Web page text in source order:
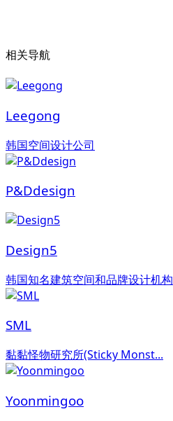
相关导航
Leegong
韩国空间设计公司
P&Ddesign
Design5
韩国知名建筑空间和品牌设计机构
SML
黏黏怪物研究所(Sticky Monst...
Yoonmingoo